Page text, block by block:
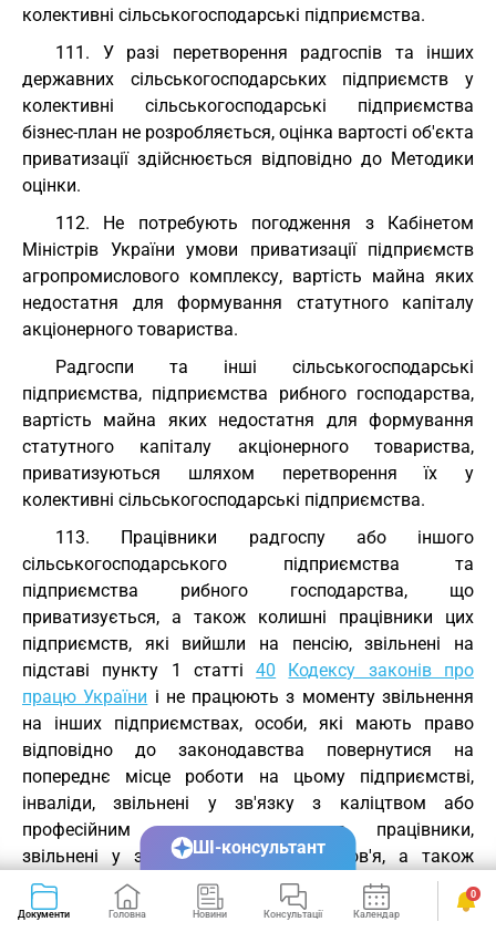
колективні сільськогосподарські підприємства.
111. У разі перетворення радгоспів та інших
державних сільськогосподарських підприємств у
колективні сільськогосподарські підприємства
бізнес-план не розробляється, оцінка вартості об'єкта
приватизації здійснюється відповідно до Методики
оцінки.
112. Не потребують погодження з Кабінетом
Міністрів України умови приватизації підприємств
агропромислового комплексу, вартість майна яких
недостатня для формування статутного капіталу
акціонерного товариства.
Радгоспи та інші сільськогосподарські
підприємства, підприємства рибного господарства,
вартість майна яких недостатня для формування
статутного капіталу акціонерного товариства,
приватизуються шляхом перетворення їх у
колективні сільськогосподарські підприємства.
113. Працівники радгоспу або іншого
сільськогосподарського підприємства та
підприємства рибного господарства, що
приватизується, а також колишні працівники цих
підприємств, які вийшли на пенсію, звільнені на
підставі пункту 1 статті40
Кодексу законів про
працю України і не працюють з моменту звільнення
на інших підприємствах, особи, які мають право
відповідно до законодавства повернутися на
попереднє місце роботи на цьому підприємстві,
інваліди, звільнені у зв'язку з каліцтвом або
професійним захворюванням, та працівники,
звільнені у зв'язку із станом здоров'я, а також
працівники соціально-культурних і оздоровчо-
лікувальних закладів, що приватизуються у складі
Документи Головна Новини Консультації Календар Сервіси
0
ШІ-консультант